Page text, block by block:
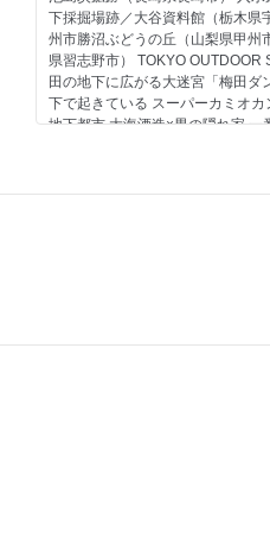
下採掘場跡／大谷資料館（栃木県
州市勝沼ぶどうの丘（山梨県甲州
県習志野市） TOKYO
田の地下に広がる大迷宮「梅田
下で起きている スーパーカミオ
地下都市 大海酒造×男の隠れ家 一
ンフォメーション 定期購読キャ
Instagram 隠れ家通信／編集部だ
っと一杯やらないか？ 男の逸品